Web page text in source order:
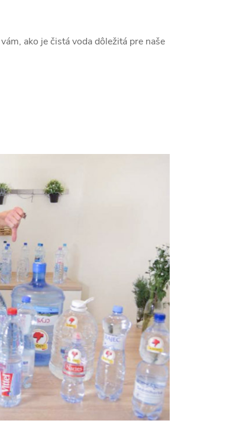
ako je čistá voda dôležitá pre naše